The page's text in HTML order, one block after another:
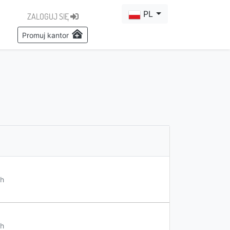
ZALOGUJ SIĘ
Promuj kantor
PL